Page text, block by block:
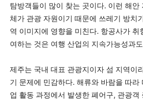
탐방객들이 많이 찾는 곳이다. 이런 해안
체가 관광 자원이기 때문에 쓰레기 방치
역 이미지에 영향을 미친다. 항공사가 취
여하는 것은 여행 산업의 지속가능성과
제주는 국내 대표 관광지이자 섬 지역이
기 문제에 민감하다. 해류와 바람을 따라
업 활동 과정에서 발생한 폐어구, 관광객